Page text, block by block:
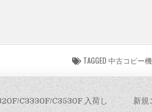
TAGGED 中古コピー機,
新規
C3330F/C3530F 入荷し